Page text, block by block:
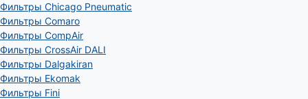
Фильтры Chicago Pneumatic
Фильтры Comaro
Фильтры CompAir
Фильтры CrossAir DALI
Фильтры Dalgakiran
Фильтры Ekomak
Фильтры Fini